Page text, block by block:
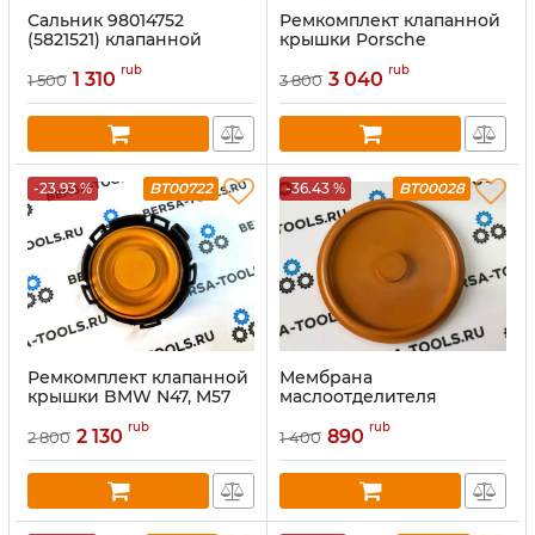
Сальник 98014752
(5821521) клапанной
1 500 1 310 rub
Ремкомплект клапанной
крышки Porsche
M48.00)
3 800 3 040 rub
-23.93 % BT00722
Ремкомплект клапанной
крышки BMW N47, M57
2 800 2 130 rub
-36.43 % BT00028
Мембрана
маслоотделителя
M48.01
1 400 890 rub